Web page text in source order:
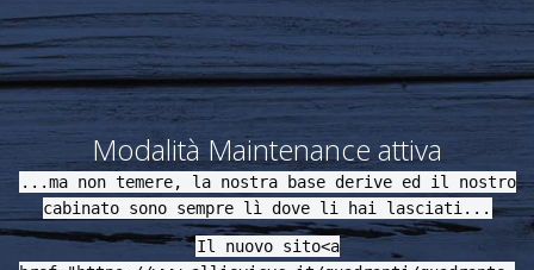
Modalità Maintenance attiva
...ma non temere, la nostra base derive ed il nostro
cabinato sono sempre lì dove li hai lasciati...
Il nuovo sito<a